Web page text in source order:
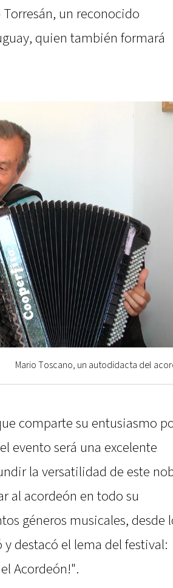
un reconocido
quien también formará
Mario Toscano, un autodidacta del
comparte su entusiasmo
evento será una excelente
la versatilidad de este
al acordeón en todo su
géneros musicales, desde
destacó el lema del festival:
Acordeón!".